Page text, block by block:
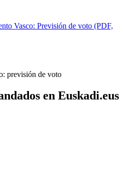
Vasco: Previsión de voto (PDF,
previsión de voto
en Euskadi.eus